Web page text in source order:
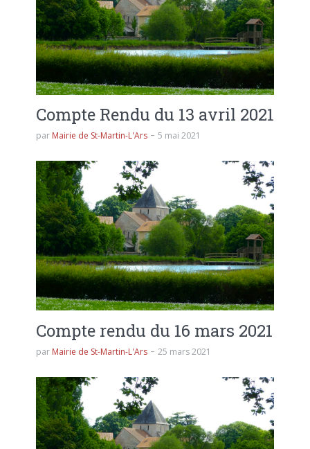
Compte Rendu du 13 avril 2021
par Mairie de St-Martin-L'Ars 5 mai 2021
Compte rendu du 16 mars 2021
par Mairie de St-Martin-L'Ars 25 mars 2021